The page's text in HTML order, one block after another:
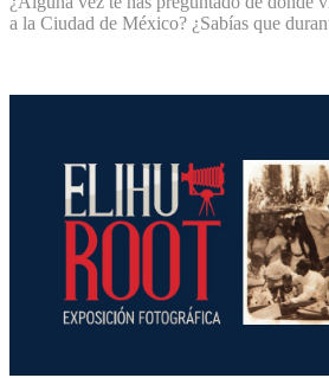
a la Ciudad de México? ¿Sabías que